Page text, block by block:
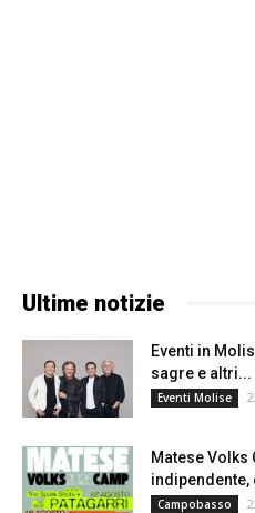
Ultime notizie
Eventi in
sagre e altri...
Eventi Molise
Matese Volks
indipendente,
Campobasso